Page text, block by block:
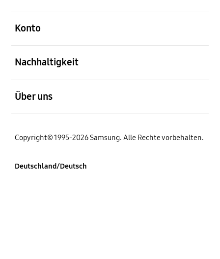
Konto
Nachhaltigkeit
Über uns
Copyright© 1995-2026 Samsung. Alle Rechte vorbehalten.
Deutschland/Deutsch